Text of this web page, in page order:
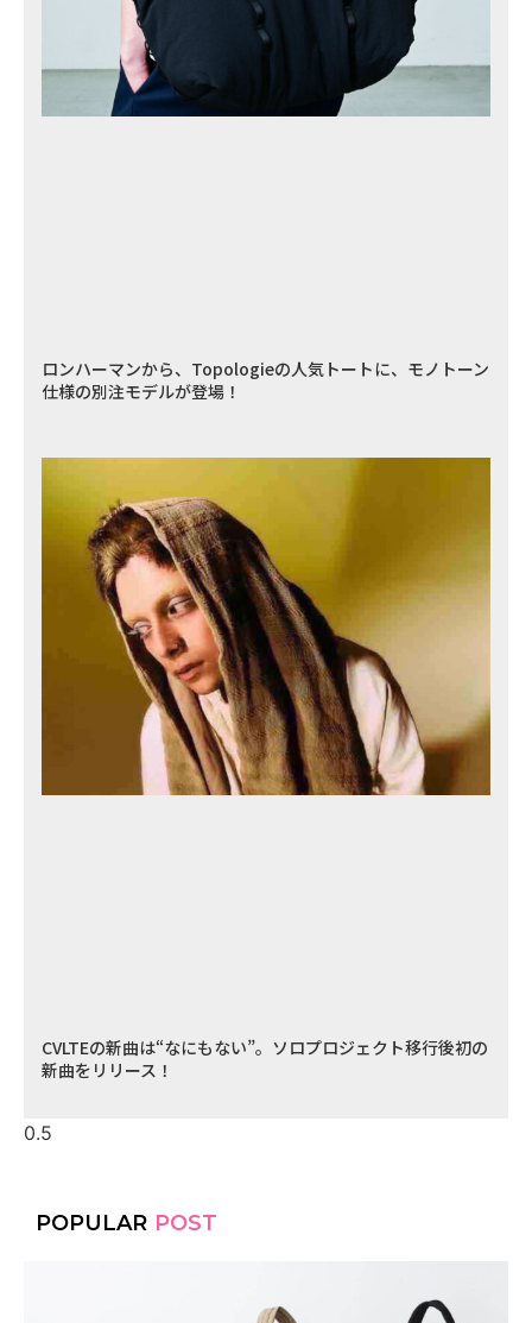
ロンハーマンから、Topologieの人気トートに、モノトーン
仕様の別注モデルが登場！
CVLTEの新曲は“なにもない”。ソロプロジェクト移行後初の
新曲をリリース！
POPULAR POST